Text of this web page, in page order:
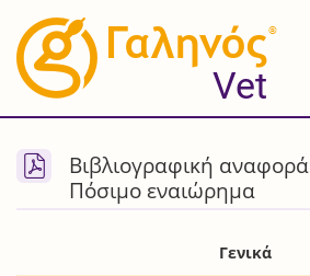
®
Vet
Βιβλιογραφική
Πόσιμο εναιώρημα
Γενικά